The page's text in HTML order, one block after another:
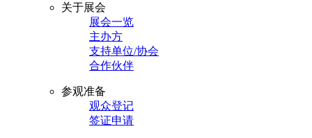
关于展会
展会一览
主办方
支持单位/协会
合作伙伴
参观准备
观众登记
签证申请